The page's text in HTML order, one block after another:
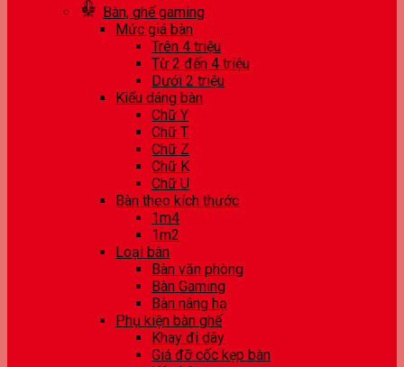
Bàn, ghế gaming
Mức giá bàn
Trên 4 triệu
Từ 2 đến 4 triệu
Dưới 2 triệu
Kiểu dáng bàn
Chữ Y
Chữ T
Chữ Z
Chữ K
Chữ U
Bàn theo kích thước
1m4
1m2
Loại bàn
Bàn văn phòng
Bàn Gaming
Bàn nâng hạ
Phụ kiện bàn ghế
Khay đi dây
Giá đỡ cốc kẹp bàn